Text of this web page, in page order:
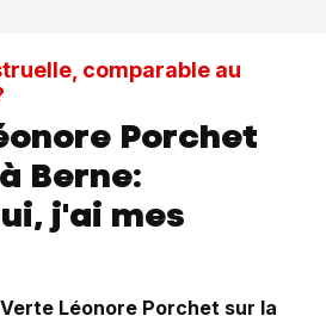
comparable au
Porchet
Berne:
j'ai mes
Léonore Porchet sur la